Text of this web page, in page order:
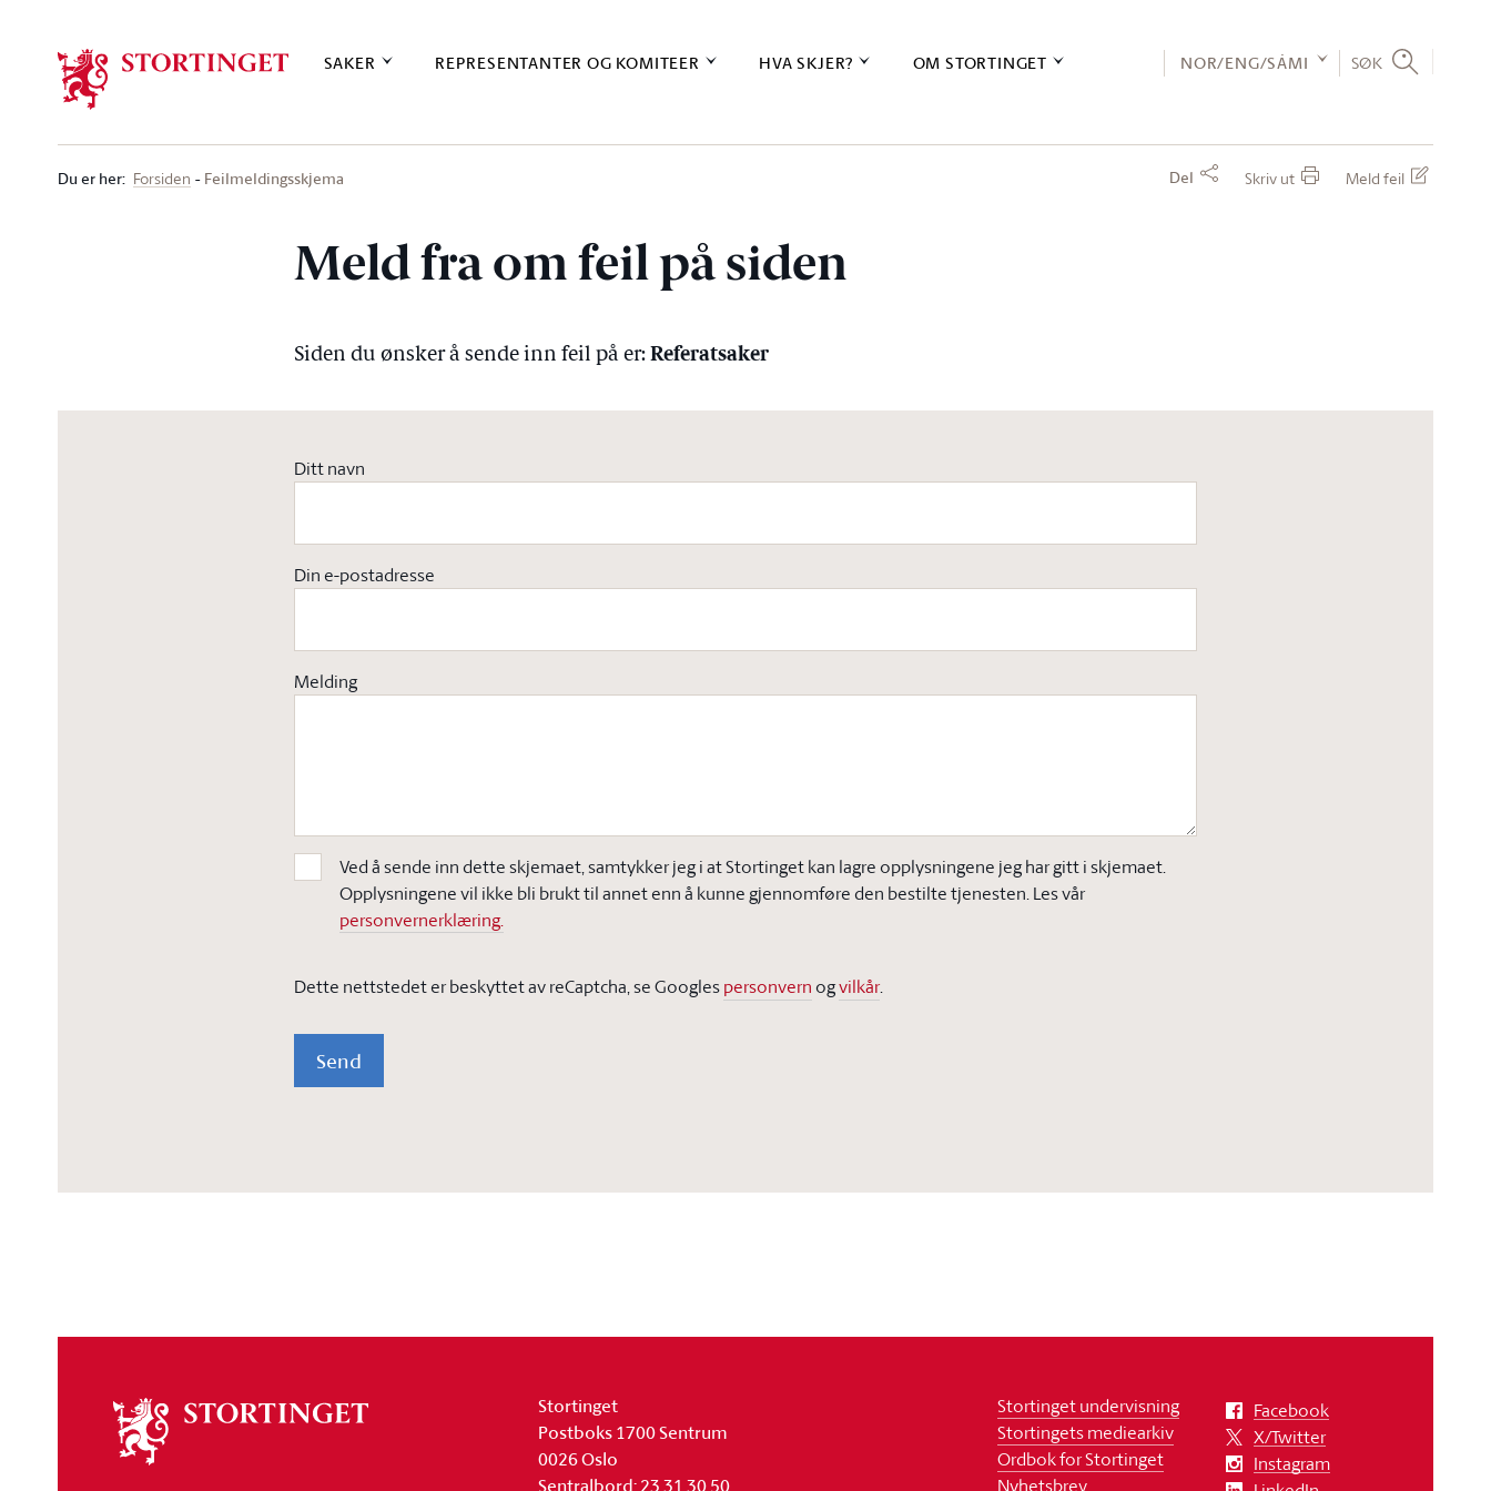
SAKER REPRESENTANTER OG KOMITEER HVA SKJER? OM STORTINGET NOR/ENG/SÁMI SØK
Du er her: Forsiden Feilmeldingsskjema Del Skriv ut Meld feil
Meld fra om feil på siden
Siden du ønsker å sende inn feil på er:Referatsaker
Ditt navn
Din e-postadresse
Melding
Ved å sende inn dette skjemaet, samtykker jeg i at Stortinget kan lagre opplysningene jeg har gitt i skjemaet.
Opplysningene vil ikke bli brukt til annet enn å kunne gjennomføre den bestilte tjenesten. Les vår
personvernerklæring.
Dette nettstedet er beskyttet av reCaptcha, se Googlespersonvern ogvilkår.
Send
stortinget
Stortinget
Postboks 1700 Sentrum
0026 Oslo
Sentralbord: 23 31 30 50
Stortinget undervisning
Stortingets mediearkiv
Ordbok for Stortinget
Nyhetsbrev
Facebook
X/Twitter
Instagram